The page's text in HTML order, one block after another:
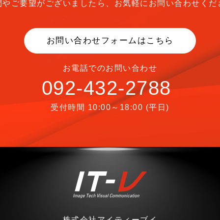
ご要望がございましたら、 お気軽にお問い合わせくだ
お問い合わせフォームはこちら
お電話でのお問い合わせ
092-432-2788
受付時間 10:00～18:00 (平日)